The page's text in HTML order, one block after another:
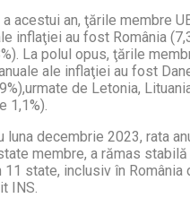
a acestui an, ţările membre
inflaţiei au fost România
La polul opus, ţările
ale inflaţiei au fost
de Letonia,
1,1%).
luna decembrie 2023, rata
membre, a rămas
11 state, inclusiv în România
INS.